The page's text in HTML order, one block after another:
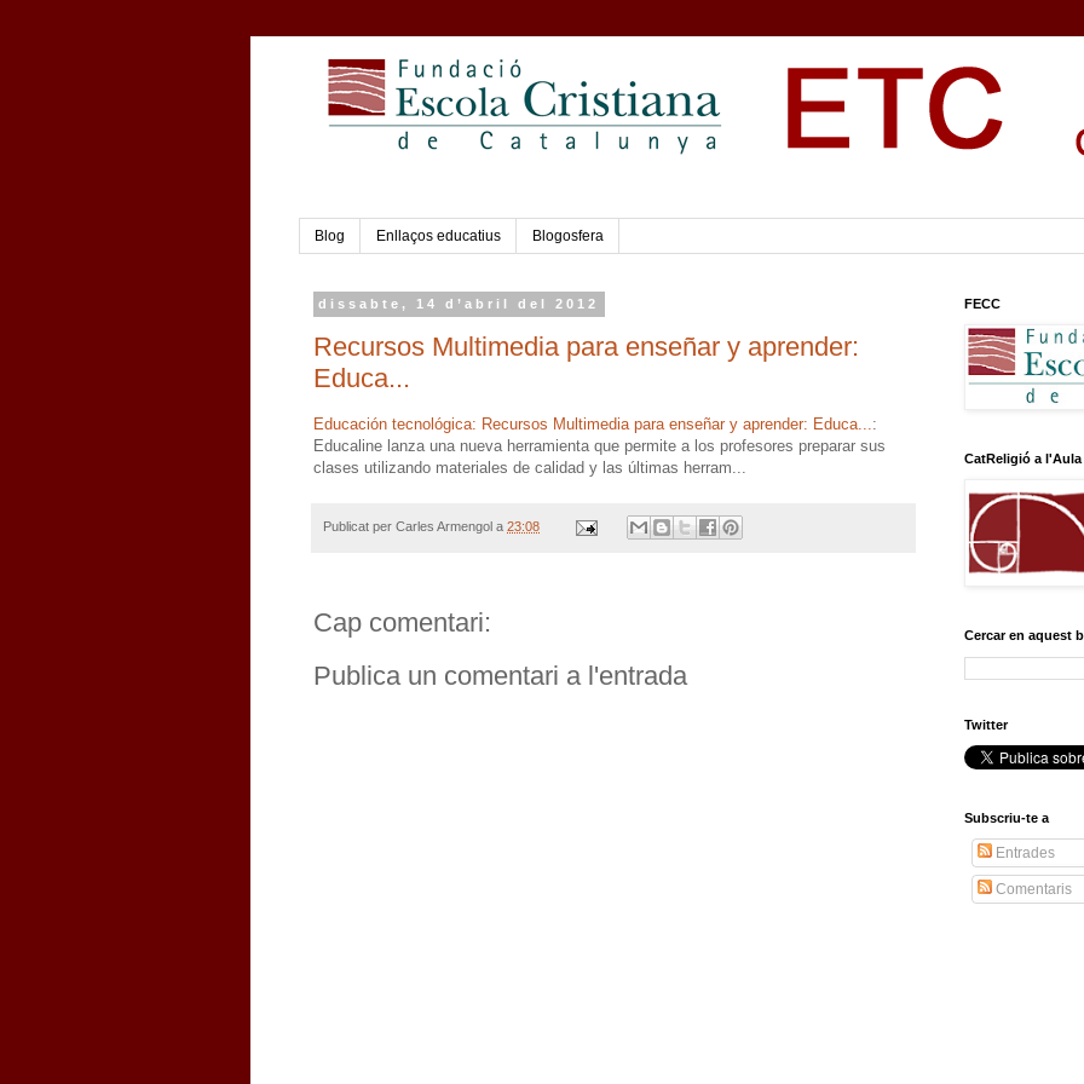
Blog Enllaços educatius Blogosfera
dissabte, 14 d’abril del 2012
Recursos Multimedia para enseñar y aprender:
Educa...
Educación tecnológica: Recursos Multimedia para enseñar y aprender: Educa...:
Educaline lanza una nueva herramienta que permite a los profesores preparar sus
clases utilizando materiales de calidad y las últimas herram...
Publicat per Carles Armengol a 23:08
Cap comentari:
Publica un comentari a l'entrada
FECC
CatReligió a l'Aula
Cercar en aquest
Twitter
Subscriu-te a
Entrades
Comentaris